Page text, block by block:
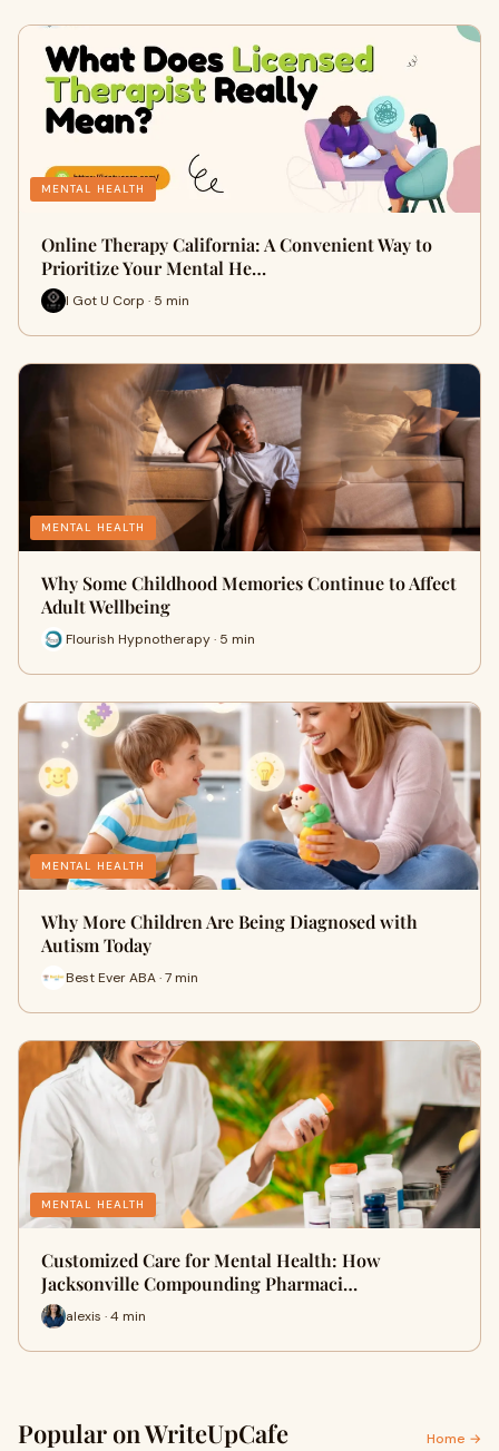
MENTAL HEALTH
Online Therapy California: A Convenient Way to
Prioritize Your Mental He…
I Got U Corp · 5 min
MENTAL HEALTH
Why Some Childhood Memories Continue to Affect
Adult Wellbeing
Flourish Hypnotherapy · 5 min
MENTAL HEALTH
Why More Children Are Being Diagnosed with
Autism Today
Best Ever ABA · 7 min
MENTAL HEALTH
Customized Care for Mental Health: How
Jacksonville Compounding Pharmaci…
alexis · 4 min
Popular on WriteUpCafe Home →